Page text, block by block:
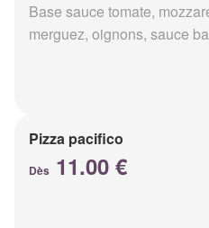
Base sauce tomate,
merguez, oignons, sauce
Pizza pacifico
Dès 11.00 €